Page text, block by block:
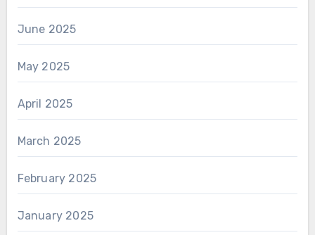
June 2025
May 2025
April 2025
March 2025
February 2025
January 2025